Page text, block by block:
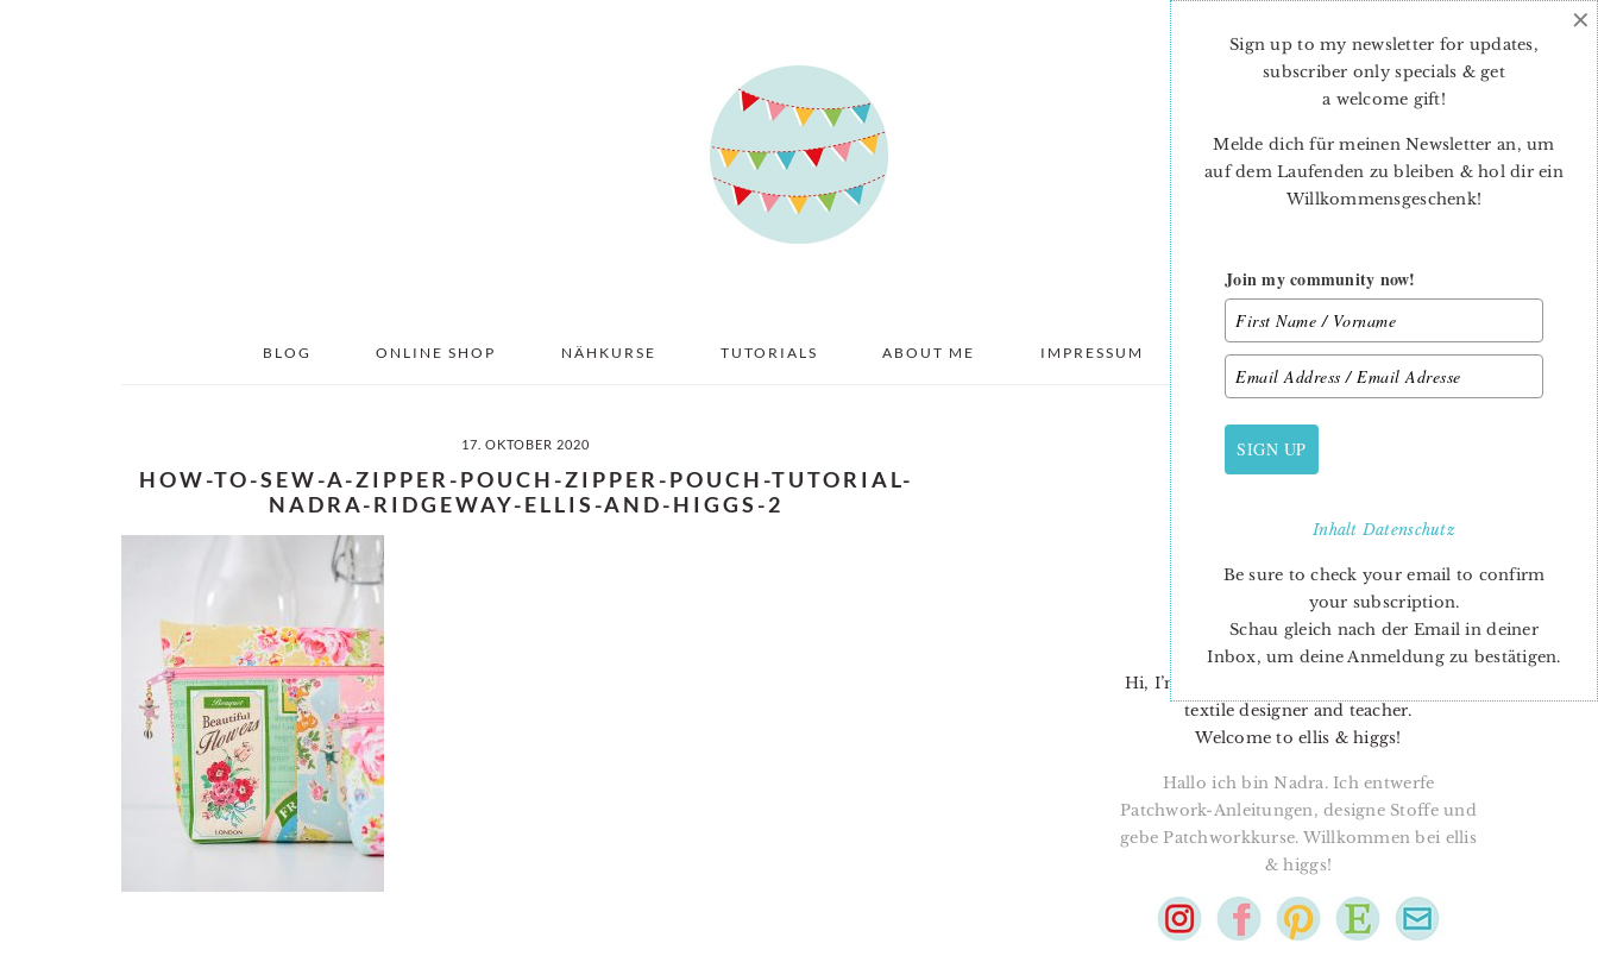
BLOG ONLINE SHOP NÄHKURSE TUTORIALS ABOUT ME IMPRESSUM DATENSCHUTZ
17. OKTOBER 2020
HOW-TO-SEW-A-ZIPPER-POUCH-ZIPPER-POUCH-TUTORIAL-
NADRA-RIDGEWAY-ELLIS-AND-HIGGS-2
PRIMARY
SIDEBAR
Hi, I’m Nadra. I’m a quilt pattern designer,
textile designer and teacher.
Welcome to ellis & higgs!
Hallo ich bin Nadra. Ich entwerfe
Patchwork-Anleitungen, designe Stoffe und
gebe Patchworkkurse. Willkommen bei ellis
& higgs!
Sign up to my newsletter for updates,
subscriber only specials & get
a welcome gift!
Melde dich für meinen Newsletter an, um
auf dem Laufenden zu bleiben & hol dir ein
Willkommensgeschenk!
Join my community now!
SIGN UP
InhaltDatenschutz
Be sure to check your email to confirm
your subscription.
Schau gleich nach der Email in deiner
Inbox, um deine Anmeldung zu bestätigen.
×